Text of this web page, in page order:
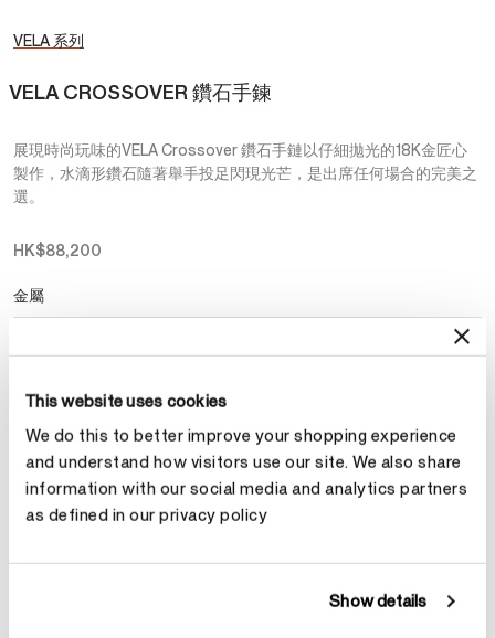
This website uses cookies
We do this to better improve your shopping experience
and understand how visitors use our site. We also share
information with our social media and analytics partners
as defined in our privacy policy
Show details
VELA 系列
VELA CROSSOVER 鑽石手鍊
展現時尚玩味的VELA Crossover 鑽石手鏈以仔細拋光的18K金匠心
製作，水滴形鑽石隨著舉手投足閃現光芒，是出席任何場合的完美之
選。
HK$88,200
金屬